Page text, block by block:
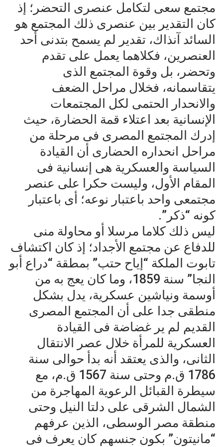
مجتمع سعى لتكامل عنصرى التحضر؛ إذ
كان التقدير بين عنصرى ذلك المجتمع هو
السائد آنذاك، تقدير لم يسمح بتدنى أحد
العنصرين، فكلاهما يعمل على تقدم
وتحضر، بل وقوة المجتمع الذى
يتقاسمانه، فخلال مراحل الضعف
والانحدار الحتمى لكل المجتمعات
الإنسانية بعد اعتلاء قمة الحضارة، حيث
إدرك المجتمع المصرى فى مرحلة من
مراحل انحداره الحضارى أن القيادة
السياسة والعسكرية هى إنسانية فى
المقام الأول، وليست حكرا على عنصر
مجتمعى واحد باعتبار نوعه؛ أى باعتبار
كونه “ذكر”.
ليس ذلك كلاما مرسلا أو محاولة منى
للدفاع عن مجتمع الأجداد؛ إذ كان اكتشاف
تابوت الملكة “إياح حتب” بمطقة “دراع أبو
النجا” سنة 1859، وما كان يعج به من
أوسمة ونياشين عسكرية، يدل بشكل
منطقى جدا على أن المجتمع المصرى
القديم لم ير غضاضة فى القيادة
العسكرية للمرأة خلال عصر الانتقال
الثانى، والذى يعتقد أنه بدأ حوالى سنة
1786 ق.م وحتى سنة 1567 ق.م، مع
سيطرة القبائل الرعوية المهاجرة من
الشمال الشرقى على دلتا النيل وحتى
منطقة مصر الوسطى، الذين عرفهم
“مانيتون” بكون جنسهم كان يعرف فى